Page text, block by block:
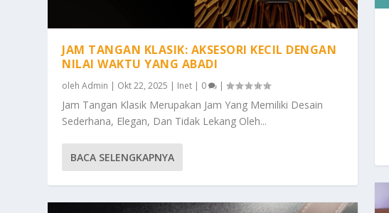
JAM TANGAN KLASIK: AKSESORI KECIL DENGAN
NILAI WAKTU YANG ABADI
olehAdmin | Okt 22, 2025 | Inet | 0 |
Jam Tangan Klasik Merupakan Jam Yang Memiliki Desain
Sederhana, Elegan, Dan Tidak Lekang Oleh...
BACA SELENGKAPNYA